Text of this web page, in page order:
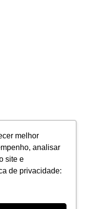
melhor
analisar
site e
de privacidade: